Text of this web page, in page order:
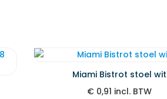
Miami Bistrot stoel wit
€0,91 incl. BTW